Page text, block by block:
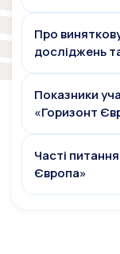
Про
досліджень
Показники
«Горизонт
Часті
Європа»